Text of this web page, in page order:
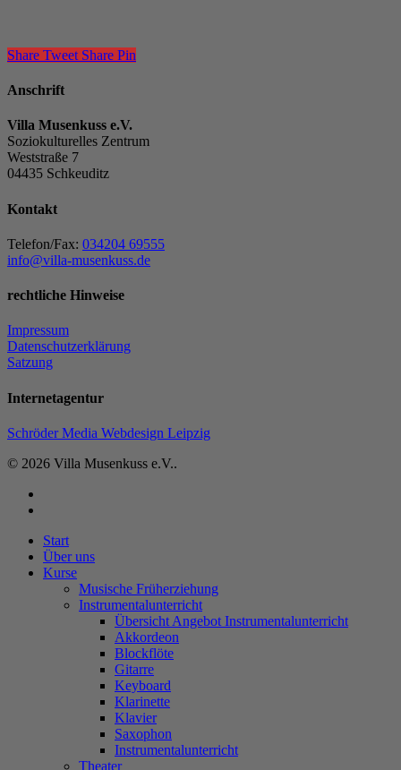
Share Tweet Share Pin
Anschrift
Villa Musenkuss e.V.
Soziokulturelles Zentrum
Weststraße 7
04435 Schkeuditz
Kontakt
Telefon/Fax: 034204 69555
info@villa-musenkuss.de
rechtliche Hinweise
Impressum
Datenschutzerklärung
Satzung
Internetagentur
Schröder Media Webdesign Leipzig
© 2026 Villa Musenkuss e.V..
Close
Menu
Start
Über uns
Kurse
Musische Früherziehung
Instrumentalunterricht
Übersicht Angebot Instrumentalunterricht
Akkordeon
Blockflöte
Gitarre
Keyboard
Klarinette
Klavier
Saxophon
Instrumentalunterricht
Theater